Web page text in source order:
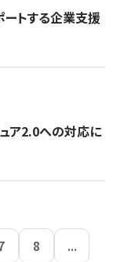
トする企業支援
ア2.0への対応に
8
...